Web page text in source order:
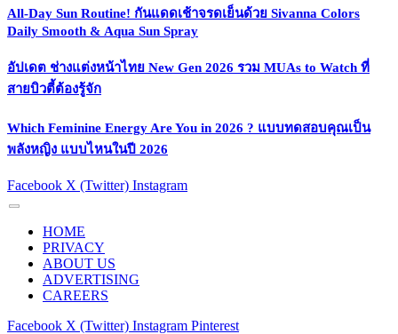
All-Day Sun Routine! กันแดดเช้าจรดเย็นด้วย Sivanna Colors
Daily Smooth & Aqua Sun Spray
อัปเดต ช่างแต่งหน้าไทย New Gen 2026 รวม MUAs to Watch ที่
สายบิวตี้ต้องรู้จัก
Which Feminine Energy Are You in 2026 ? แบบทดสอบคุณเป็น
พลังหญิง แบบไหนในปี 2026
Facebook X (Twitter) Instagram
HOME
PRIVACY
ABOUT US
ADVERTISING
CAREERS
Facebook X (Twitter) Instagram Pinterest